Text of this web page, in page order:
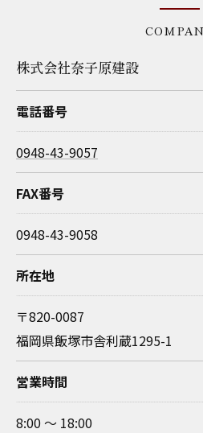
株式会社奈子原建設
電話番号
0948-43-9057
FAX番号
0948-43-9058
所在地
〒820-0087
福岡県飯塚市舎利蔵1295-1
営業時間
8:00 ～ 18:00